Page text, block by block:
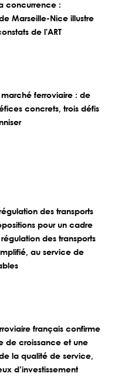
concurrence :
Marseille-Nice illustre
de l'ART
ferroviaire : de
concrets, trois défis
des transports
pour un cadre
des transports
au service de
français confirme
de croissance et une
la qualité de service,
d’investissement